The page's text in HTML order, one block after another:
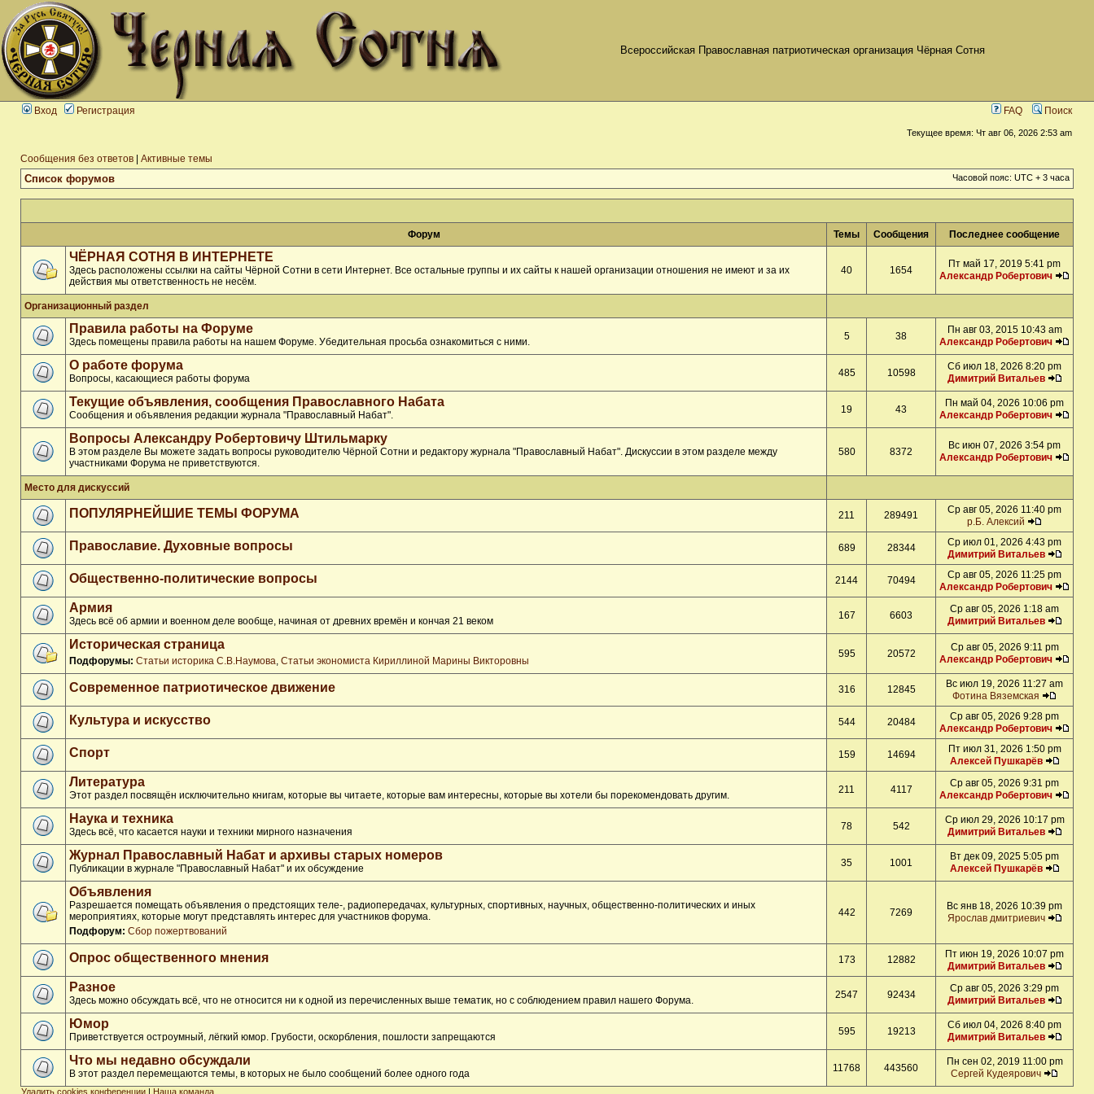
Всероссийская Православная патриотическая организация Чёрная Сотня
Вход Регистрация FAQ Поиск
Текущее время: Чт авг 06, 2026 2:53 am
Сообщения без ответов Активные темы
Список форумов Часовой пояс: UTC + 3 часа
Форум Темы Сообщения Последнее сообщение
ЧЁРНАЯ СОТНЯ В ИНТЕРНЕТЕ
Здесь расположены ссылки на сайты Чёрной Сотни в сети Интернет. Все остальные группы и их сайты к нашей организации отношения не имеют и за их
действия мы ответственность не несём.
40 1654
Пт май 17, 2019 5:41 pm
Александр Робертович
Организационный раздел
Правила работы на Форуме
Здесь помещены правила работы на нашем Форуме. Убедительная просьба ознакомиться с ними. 5 38
Пн авг 03, 2015 10:43 am
Александр Робертович
О работе форума
Вопросы, касающиеся работы форума 485 10598
Сб июл 18, 2026 8:20 pm
Димитрий Витальев
Текущие объявления, сообщения Православного Набата
Сообщения и объявления редакции журнала "Православный Набат". 19 43
Пн май 04, 2026 10:06 pm
Александр Робертович
Вопросы Александру Робертовичу Штильмарку
В этом разделе Вы можете задать вопросы руководителю Чёрной Сотни и редактору журнала "Православный Набат". Дискуссии в этом разделе между
участниками Форума не приветствуются.
580 8372
Вс июн 07, 2026 3:54 pm
Александр Робертович
Место для дискуссий
ПОПУЛЯРНЕЙШИЕ ТЕМЫ ФОРУМА 211 289491
Ср авг 05, 2026 11:40 pm
р.Б. Алексий
Православие. Духовные вопросы 689 28344
Ср июл 01, 2026 4:43 pm
Димитрий Витальев
Общественно-политические вопросы 2144 70494
Ср авг 05, 2026 11:25 pm
Александр Робертович
Армия
Здесь всё об армии и военном деле вообще, начиная от древних времён и кончая 21 веком 167 6603
Ср авг 05, 2026 1:18 am
Димитрий Витальев
Историческая страница
Подфорумы: Статьи историка С.В.Наумова, Статьи экономиста Кириллиной Марины Викторовны
595 20572
Ср авг 05, 2026 9:11 pm
Александр Робертович
Современное патриотическое движение 316 12845
Вс июл 19, 2026 11:27 am
Фотина Вяземская
Культура и искусство 544 20484
Ср авг 05, 2026 9:28 pm
Александр Робертович
Спорт 159 14694
Пт июл 31, 2026 1:50 pm
Алексей Пушкарёв
Литература
Этот раздел посвящён исключительно книгам, которые вы читаете, которые вам интересны, которые вы хотели бы порекомендовать другим. 211 4117
Ср авг 05, 2026 9:31 pm
Александр Робертович
Наука и техника
Здесь всё, что касается науки и техники мирного назначения 78 542
Ср июл 29, 2026 10:17 pm
Димитрий Витальев
Журнал Православный Набат и архивы старых номеров
Публикации в журнале "Православный Набат" и их обсуждение 35 1001
Вт дек 09, 2025 5:05 pm
Алексей Пушкарёв
Объявления
Разрешается помещать объявления о предстоящих теле-, радиопередачах, культурных, спортивных, научных, общественно-политических и иных
мероприятиях, которые могут представлять интерес для участников форума.
Подфорум: Сбор пожертвований
442 7269
Вс янв 18, 2026 10:39 pm
Ярослав дмитриевич
Опрос общественного мнения 173 12882
Пт июн 19, 2026 10:07 pm
Димитрий Витальев
Разное
Здесь можно обсуждать всё, что не относится ни к одной из перечисленных выше тематик, но с соблюдением правил нашего Форума. 2547 92434
Ср авг 05, 2026 3:29 pm
Димитрий Витальев
Юмор
Приветствуется остроумный, лёгкий юмор. Грубости, оскорбления, пошлости запрещаются 595 19213
Сб июл 04, 2026 8:40 pm
Димитрий Витальев
Что мы недавно обсуждали
В этот раздел перемещаются темы, в которых не было сообщений более одного года 11768 443560
Пн сен 02, 2019 11:00 pm
Сергей Кудеярович
Удалить cookies конференции | Наша команда